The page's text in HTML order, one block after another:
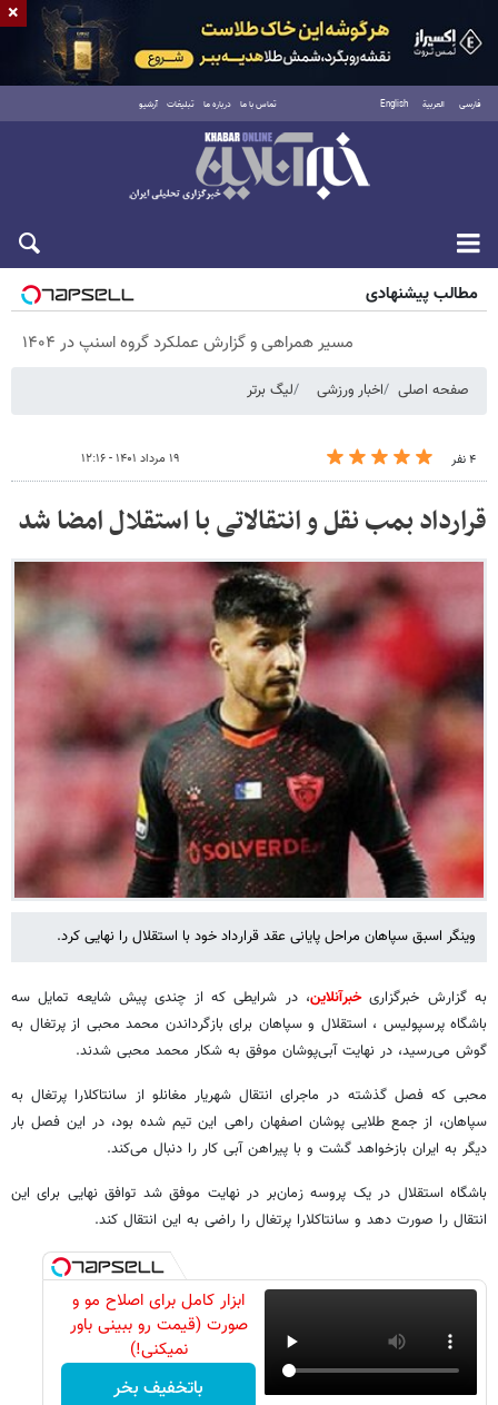
فارسی العربية English تماس با ما درباره ما تبلیغات آرشیو
پنجشنبه ۱۵ مرداد ۱۴۰۵
مطالب پیشنهادی
مسیر همراهی و گزارش عملکرد گروه اسنپ در ۱۴۰۴
صفحه اصلی اخبار ورزشی لیگ برتر
۴ نفر ۱۹ مرداد ۱۴۰۱ - ۱۲:۱۶
قرارداد بمب نقل و انتقالاتی با استقلال امضا شد
وینگر اسبق سپاهان مراحل پایانی عقد قرارداد خود با استقلال را نهایی کرد.
به گزارش خبرگزاریخبرآنلاین، در شرایطی که از چندی پیش شایعه تمایل سه
باشگاه پرسپولیس ، استقلال و سپاهان برای بازگرداندن محمد محبی از پرتغال به
گوش می‌رسید، در نهایت آبی‌پوشان موفق به شکار محمد محبی شدند.
محبی که فصل گذشته در ماجرای انتقال شهریار مغانلو از سانتاکلارا پرتغال به
سپاهان، از جمع طلایی پوشان اصفهان راهی این تیم شده بود، در این فصل بار
دیگر به ایران بازخواهد گشت و با پیراهن آبی کار را دنبال می‌کند.
باشگاه استقلال در یک پروسه زمان‌بر در نهایت موفق شد توافق نهایی برای این
انتقال را صورت دهد و سانتاکلارا پرتغال را راضی به این انتقال کند.
ابزار کامل برای اصلاح مو و
صورت (قیمت رو ببینی باور
نمیکنی!)
باتخفیف بخر
×